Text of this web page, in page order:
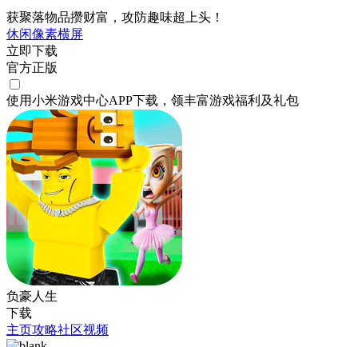
获聚落物品攒财富，攻防趣味超上头！
休闲像素横屏
立即下载
官方正版
使用小米游戏中心APP下载 ，领丰富游戏福利 及礼包
负豪人生
下载
主页攻略社区视频